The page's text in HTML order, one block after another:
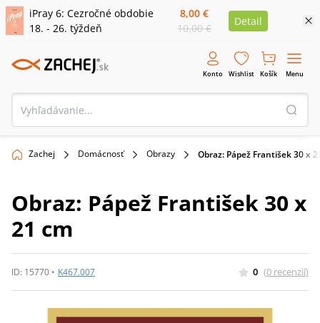
iPray 6: Cezročné obdobie
18. - 26. týždeň
8,00 €
10,00 €
Detail
Konto Wishlist Košík Menu
Zachej Domácnosť Obrazy Obraz: Pápež František 30 x
Obraz: Pápež František 30 x
21 cm
ID: 15770 • K467.007 0 (0 recenzií)